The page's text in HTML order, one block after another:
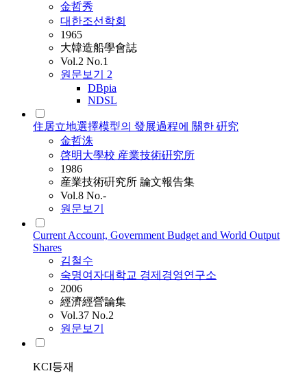
金哲秀
대한조선학회
1965
大韓造船學會誌
Vol.2 No.1
원문보기 2
DBpia
NDSL
住居立地選擇模型의 發展過程에 關한 硏究
金哲洙
啓明大學校 産業技術硏究所
1986
産業技術硏究所 論文報告集
Vol.8 No.-
원문보기
Current Account, Government Budget and World Output
Shares
김철수
숙명여자대학교 경제경영연구소
2006
經濟經營論集
Vol.37 No.2
원문보기
KCI등재